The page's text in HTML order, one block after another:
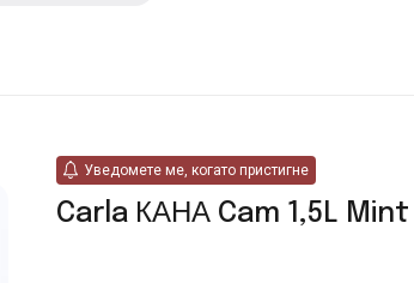
Уведомете ме, когато пристигне
Carla КАНА Cam 1,5L Mint